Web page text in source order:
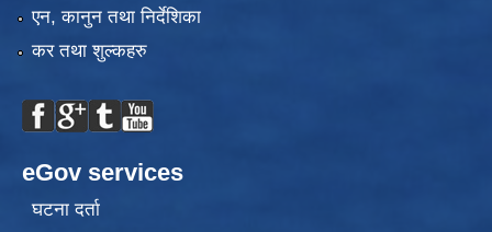
एन, कानुन तथा निर्देशिका
कर तथा शुल्कहरु
eGov services
घटना दर्ता